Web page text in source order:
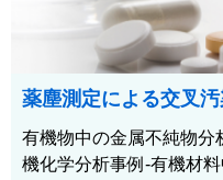
薬塵測定による交叉
有機物中の金属不純物分
機化学分析事例-有機材